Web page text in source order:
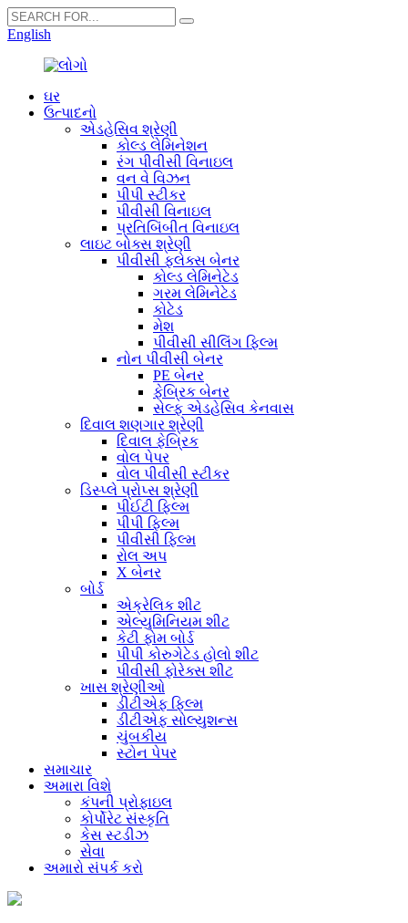
English
ઘર
ઉત્પાદનો
એડહેસિવ શ્રેણી
કોલ્ડ લેમિનેશન
રંગ પીવીસી વિનાઇલ
વન વે વિઝન
પીપી સ્ટીકર
પીવીસી વિનાઇલ
પ્રતિબિંબીત વિનાઇલ
લાઇટ બોક્સ શ્રેણી
પીવીસી ફ્લેક્સ બેનર
કોલ્ડ લેમિનેટેડ
ગરમ લેમિનેટેડ
કોટેડ
મેશ
પીવીસી સીલિંગ ફિલ્મ
નોન પીવીસી બેનર
PE બેનર
ફેબ્રિક બેનર
સેલ્ફ એડહેસિવ કેનવાસ
દિવાલ શણગાર શ્રેણી
દિવાલ ફેબ્રિક
વોલ પેપર
વોલ પીવીસી સ્ટીકર
ડિસ્પ્લે પ્રોપ્સ શ્રેણી
પીઈટી ફિલ્મ
પીપી ફિલ્મ
પીવીસી ફિલ્મ
રોલ અપ
X બેનર
બોર્ડ
એક્રેલિક શીટ
એલ્યુમિનિયમ શીટ
કેટી ફોમ બોર્ડ
પીપી કોરુગેટેડ હોલો શીટ
પીવીસી ફોરેક્સ શીટ
ખાસ શ્રેણીઓ
ડીટીએફ ફિલ્મ
ડીટીએફ સોલ્યુશન્સ
ચુંબકીય
સ્ટોન પેપર
સમાચાર
અમારા વિશે
કંપની પ્રોફાઇલ
કોર્પોરેટ સંસ્કૃતિ
કેસ સ્ટડીઝ
સેવા
અમારો સંપર્ક કરો